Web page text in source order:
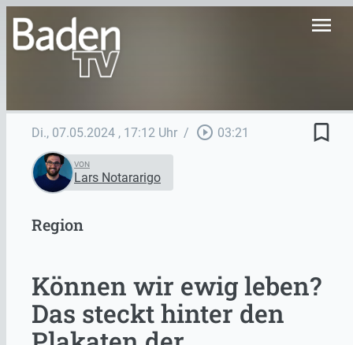
menu
Di., 07.05.2024 , 17:12 Uhr / play_circle_outline 03:21 bookmark_border
VON
Lars Notararigo
Region
Können wir ewig leben?
Das steckt hinter den